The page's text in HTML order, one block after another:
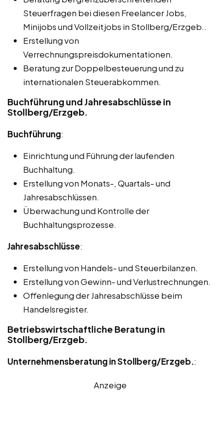
Steuerfragen bei diesen Freelancer Jobs,
Minijobs und Vollzeitjobs in Stollberg/Erzgeb..
Erstellung von
Verrechnungspreisdokumentationen.
Beratung zur Doppelbesteuerung und zu
internationalen Steuerabkommen.
Buchführung und Jahresabschlüsse in
Stollberg/Erzgeb.
Buchführung:
Einrichtung und Führung der laufenden
Buchhaltung.
Erstellung von Monats-, Quartals- und
Jahresabschlüssen.
Überwachung und Kontrolle der
Buchhaltungsprozesse.
Jahresabschlüsse:
Erstellung von Handels- und Steuerbilanzen.
Erstellung von Gewinn- und Verlustrechnungen.
Offenlegung der Jahresabschlüsse beim
Handelsregister.
Betriebswirtschaftliche Beratung in
Stollberg/Erzgeb.
Unternehmensberatung in Stollberg/Erzgeb.:
Anzeige